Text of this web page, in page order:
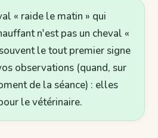
« raide le matin » qui
n'est pas un cheval «
le tout premier signe
observations (quand, sur
de la séance) : elles
le vétérinaire.